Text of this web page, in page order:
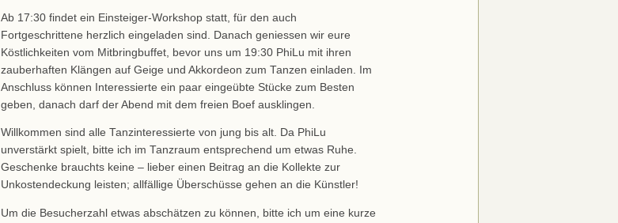
Ab 17:30 findet ein Einsteiger-Workshop statt, für den auch
Fortgeschrittene herzlich eingeladen sind. Danach geniessen wir eure
Köstlichkeiten vom Mitbringbuffet, bevor uns um 19:30 PhiLu mit ihren
zauberhaften Klängen auf Geige und Akkordeon zum Tanzen einladen. Im
Anschluss können Interessierte ein paar eingeübte Stücke zum Besten
geben, danach darf der Abend mit dem freien Boef ausklingen.
Willkommen sind alle Tanzinteressierte von jung bis alt. Da PhiLu
unverstärkt spielt, bitte ich im Tanzraum entsprechend um etwas Ruhe.
Geschenke brauchts keine – lieber einen Beitrag an die Kollekte zur
Unkostendeckung leisten; allfällige Überschüsse gehen an die Künstler!
Um die Besucherzahl etwas abschätzen zu können, bitte ich um eine kurze